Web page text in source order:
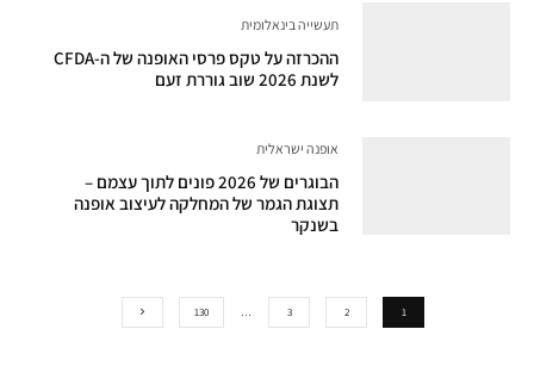
תעשייה בינאלומית
ההכרזה על טקס פרסי האופנה של ה-CFDA
לשנת 2026 שוב גוררת זעם
אופנה ישראלית
הבוגרים של 2026 פונים לתוך עצמם –
תצוגת הגמר של המחלקה לעיצוב אופנה
בשנקר
1
2
3
…
130